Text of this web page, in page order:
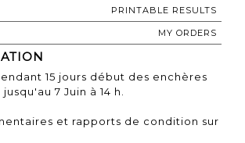
PRINTABLE RESULTS
MY ORDERS
15 jours début des enchères
7 Juin à 14 h.
et rapports de condition sur